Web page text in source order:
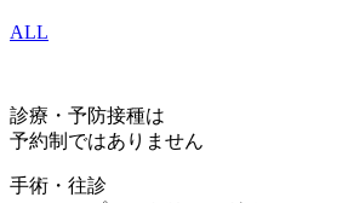
ALL
診療・予防接種は
予約制ではありません
手術・往診